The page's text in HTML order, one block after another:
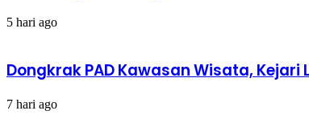
5 hari ago
Dongkrak PAD Kawasan Wisata, Kejari
7 hari ago